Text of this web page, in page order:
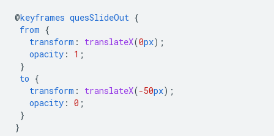
@keyframes quesSlideOut {
from {
transform : translateX(0px);
opacity : 1 ;
}
to {
transform : translateX(-50px);
opacity : 0 ;
}
}